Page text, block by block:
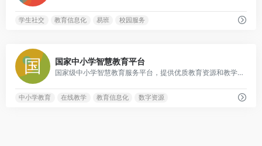
学生社交 教育信息化 易班 校园服务
国家中小学智慧教育平台
国家级中小学智慧教育服务平台，提供优质教育资源和教学支持
中小学教育 在线教学 教育信息化 数字资源